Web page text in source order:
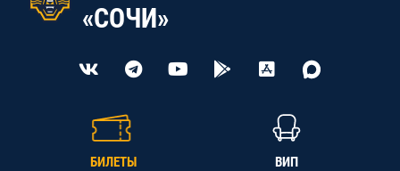
«СОЧИ»
БИЛЕТЫ ВИП